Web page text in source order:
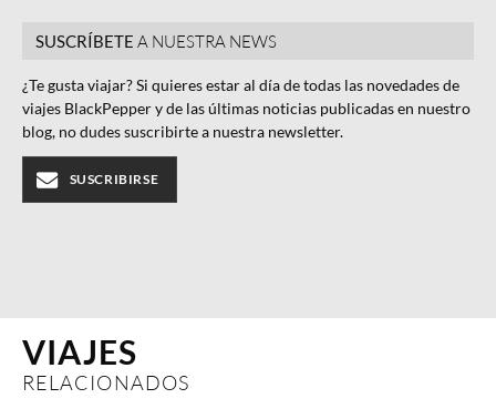
SUSCRÍBETE A NUESTRA NEWS
¿Te gusta viajar? Si quieres estar al día de todas las novedades de
viajes BlackPepper y de las últimas noticias publicadas en nuestro
blog, no dudes suscribirte a nuestra newsletter.
SUSCRIBIRSE
VIAJES
RELACIONADOS